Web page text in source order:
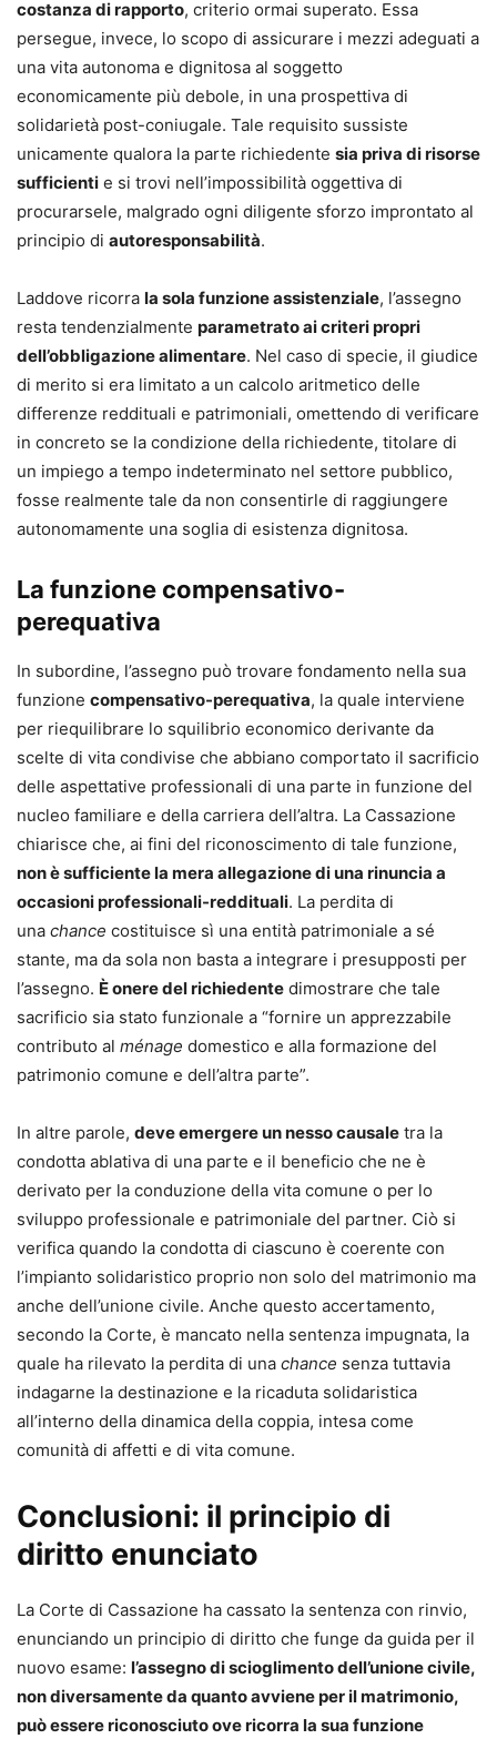
costanza di rapporto, criterio ormai superato. Essa
persegue, invece, lo scopo di assicurare i mezzi adeguati a
una vita autonoma e dignitosa al soggetto
economicamente più debole, in una prospettiva di
solidarietà post-coniugale. Tale requisito sussiste
unicamente qualora la parte richiedente sia priva di risorse
sufficienti e si trovi nell’impossibilità oggettiva di
procurarsele, malgrado ogni diligente sforzo improntato al
principio di autoresponsabilità.
Laddove ricorra la sola funzione assistenziale, l’assegno
resta tendenzialmente parametrato ai criteri propri
dell’obbligazione alimentare. Nel caso di specie, il giudice
di merito si era limitato a un calcolo aritmetico delle
differenze reddituali e patrimoniali, omettendo di verificare
in concreto se la condizione della richiedente, titolare di
un impiego a tempo indeterminato nel settore pubblico,
fosse realmente tale da non consentirle di raggiungere
autonomamente una soglia di esistenza dignitosa.
La funzione compensativo-
perequativa
In subordine, l’assegno può trovare fondamento nella sua
funzione compensativo-perequativa, la quale interviene
per riequilibrare lo squilibrio economico derivante da
scelte di vita condivise che abbiano comportato il sacrificio
delle aspettative professionali di una parte in funzione del
nucleo familiare e della carriera dell’altra. La Cassazione
chiarisce che, ai fini del riconoscimento di tale funzione,
non è sufficiente la mera allegazione di una rinuncia a
occasioni professionali-reddituali. La perdita di
una chance costituisce sì una entità patrimoniale a sé
stante, ma da sola non basta a integrare i presupposti per
l’assegno. È onere del richiedente dimostrare che tale
sacrificio sia stato funzionale a “fornire un apprezzabile
contributo al ménage domestico e alla formazione del
patrimonio comune e dell’altra parte”.
In altre parole, deve emergere un nesso causale tra la
condotta ablativa di una parte e il beneficio che ne è
derivato per la conduzione della vita comune o per lo
sviluppo professionale e patrimoniale del partner. Ciò si
verifica quando la condotta di ciascuno è coerente con
l’impianto solidaristico proprio non solo del matrimonio ma
anche dell’unione civile. Anche questo accertamento,
secondo la Corte, è mancato nella sentenza impugnata, la
quale ha rilevato la perdita di una chance senza tuttavia
indagarne la destinazione e la ricaduta solidaristica
all’interno della dinamica della coppia, intesa come
comunità di affetti e di vita comune.
Conclusioni: il principio di
diritto enunciato
La Corte di Cassazione ha cassato la sentenza con rinvio,
enunciando un principio di diritto che funge da guida per il
nuovo esame: l’assegno di scioglimento dell’unione civile,
non diversamente da quanto avviene per il matrimonio,
può essere riconosciuto ove ricorra la sua funzione